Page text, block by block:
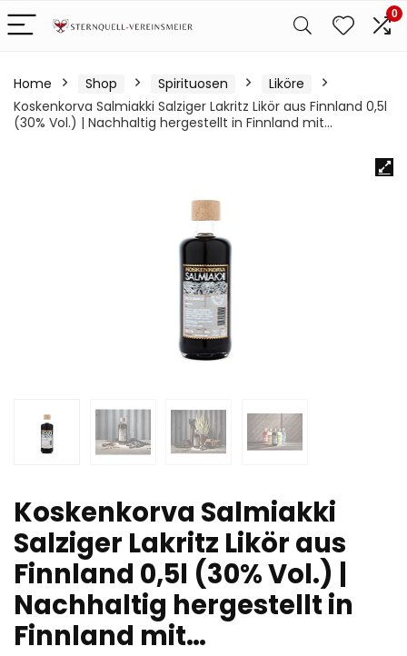
0
Home Shop Spirituosen
Liköre
Koskenkorva Salmiakki Salziger Lakritz Likör aus Finnland 0,5l
(30% Vol.) | Nachhaltig hergestellt in Finnland mit…
Koskenkorva Salmiakki
Salziger Lakritz Likör aus
Finnland 0,5l (30% Vol.) |
Nachhaltig hergestellt in
Finnland mit…